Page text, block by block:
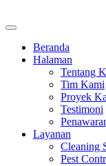
Beranda
Halaman
Tentang
Tim Kami
Proyek
Testimoni
Layanan
Cleaning
Pest